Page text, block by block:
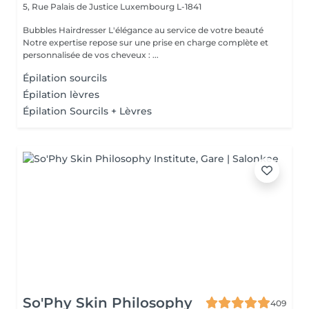
5, Rue Palais de Justice Luxembourg L-1841
Bubbles Hairdresser L'élégance au service de votre beauté
Notre expertise repose sur une prise en charge complète et
personnalisée de vos cheveux : ...
Épilation sourcils
Épilation lèvres
Épilation Sourcils + Lèvres
So'Phy Skin Philosophy 409